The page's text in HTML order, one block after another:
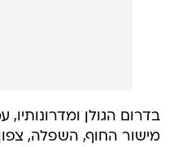
בדרום הגולן
מישור החוף, השפלה,